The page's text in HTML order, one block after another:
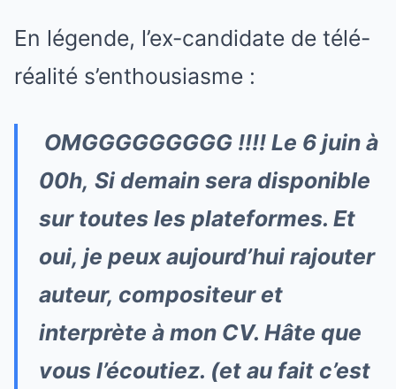
En légende, l’ex-candidate de télé-
réalité s’enthousiasme :
OMGGGGGGGGG !!!! Le 6 juin à
00h, Si demain sera disponible
sur toutes les plateformes. Et
oui, je peux aujourd’hui rajouter
auteur, compositeur et
interprète à mon CV. Hâte que
vous l’écoutiez. (et au fait c’est